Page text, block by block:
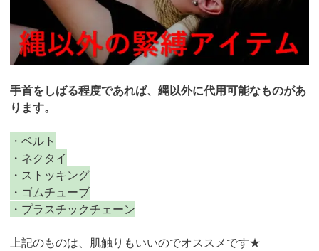
手首をしばる程度であれば、縄以外に代用可能なものがあ
ります。
・ベルト
・ネクタイ
・ストッキング
・ゴムチューブ
・プラスチックチェーン
上記のものは、肌触りもいいのでオススメです★